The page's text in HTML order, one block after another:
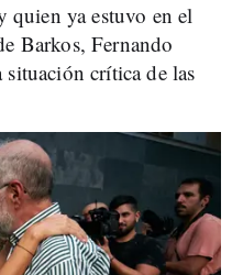
quien ya estuvo en el
Barkos, Fernando
crítica de las